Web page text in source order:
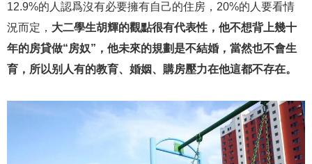
12.9%的人認爲沒有必要擁有自己的住房，20%的人要看情
況而定， 大二學生胡輝的觀點很有代表性，他不想背上幾十
年的房貸做“房奴”，他未來的規劃是不結婚，當然也不會生
育，所以别人有的教育、婚姻、購房壓力在他這都不存在。